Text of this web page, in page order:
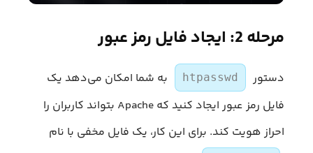
مرحله 2: ایجاد فایل رمز عبور
دستور htpasswd
به شما امکان می‌دهد یک
فایل رمز عبور ایجاد کنید که Apache بتواند کاربران را
احراز هویت کند. برای این کار، یک فایل مخفی با نام